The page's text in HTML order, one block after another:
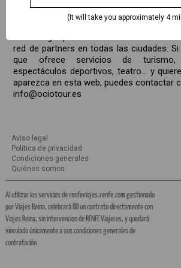
oferta abarca todo lo que un viajero
el lugar al que viaja.
red de partners en todas las ciudades.
que ofrece servicios de turismo,
espectáculos deportivos, teatro… y
aparezca en esta web, puedes contactar
info@ociotour.es
Aviso legal
Política de privacidad
Condiciones generales
Quiénes somos
Al utilizar los servicios de renfeviajes.renfe.com gestionado
por Viajes Reina, celebrará BD un contrato directamente con
Viajes Reina, sin intervencion de RENFE Viajeros, y quedará
vinculado únicamente a sus condiciones generales de
contratación
(It will take you approximately 4